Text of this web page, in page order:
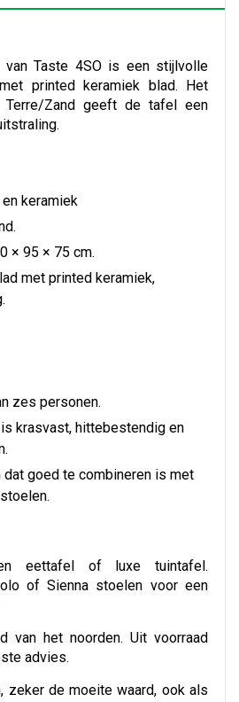
van Taste 4SO is een stijlvolle
printed keramiek blad. Het
Terre/Zand geeft de tafel een
keramiek
× 95 × 75 cm.
met printed keramiek,
zes personen.
krasvast, hittebestendig en
dat goed te combineren is met
eettafel of luxe tuintafel.
of Sienna stoelen voor een
van het noorden. Uit voorraad
advies.
zeker de moeite waard, ook als